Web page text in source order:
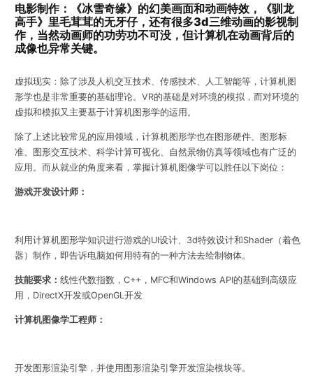
电影制作：《冰雪奇缘》的幻美画面和动画特效，《驯龙
高手》里毛茸茸的无牙仔，还有很多3d三维动画的影视制
作，当然动画师的功劳功不可没，但计算机在动画背后的
成像也异常关键。
虚拟现实：除了涉及人机交互技术、传感技术、人工智能等，计算机图
形学也是非常重要的基础理论。VR的基础是对环境的模拟，而对环境的
虚拟和模拟又主要基于计算机图形学的运用。
除了上述比较常见的应用领域，计算机图形学也在图形硬件、图形标
准、图形交互技术、科学计算可视化、自然景物仿真等领域也有广泛的
应用。而从就业的角度来看，掌握计算机图像学可以胜任以下岗位：
游戏开发设计师：
利用计算机图形学知识进行游戏的UI设计、3d特效设计和Shader（着色
器）制作，即告诉电脑如何用特有的一种方法去绘制物体。
技能要求： 线性代数指数，C++，MFC和Windows API的基础到高级应
用，DirectX开发或OpenGL开发
计算机图像学工程师：
开发图形渲染引擎，并使用图形渲染引擎开发渲染模块等。